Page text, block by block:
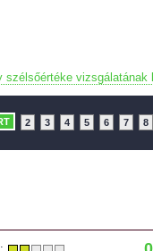
szélsőértéke vizsgálatának
2 3 4 5 6 7 8